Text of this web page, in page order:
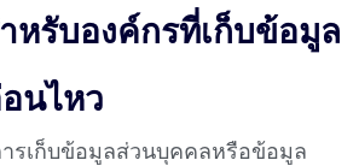
หรับองค์กรที่เก็บข้อมูล
นไหว
รเก็บข้อมูลส่วนบุคคลหรือข้อมูล